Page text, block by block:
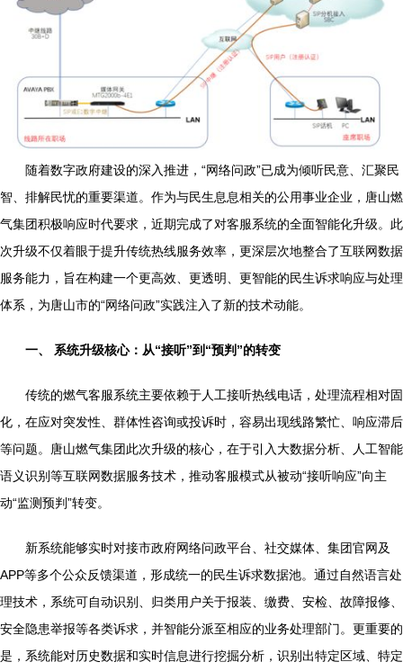
随着数字政府建设的深入推进，“网络问政”已成为倾听民意、汇聚民
智、排解民忧的重要渠道。作为与民生息息相关的公用事业企业，唐山燃
气集团积极响应时代要求，近期完成了对客服系统的全面智能化升级。此
次升级不仅着眼于提升传统热线服务效率，更深层次地整合了互联网数据
服务能力，旨在构建一个更高效、更透明、更智能的民生诉求响应与处理
体系，为唐山市的“网络问政”实践注入了新的技术动能。
一、 系统升级核心：从“接听”到“预判”的转变
传统的燃气客服系统主要依赖于人工接听热线电话，处理流程相对固
化，在应对突发性、群体性咨询或投诉时，容易出现线路繁忙、响应滞后
等问题。唐山燃气集团此次升级的核心，在于引入大数据分析、人工智能
语义识别等互联网数据服务技术，推动客服模式从被动“接听响应”向主
动“监测预判”转变。
新系统能够实时对接市政府网络问政平台、社交媒体、集团官网及
APP等多个公众反馈渠道，形成统一的民生诉求数据池。通过自然语言处
理技术，系统可自动识别、归类用户关于报装、缴费、安检、故障报修、
安全隐患举报等各类诉求，并智能分派至相应的业务处理部门。更重要的
是，系统能对历史数据和实时信息进行挖掘分析，识别出特定区域、特定